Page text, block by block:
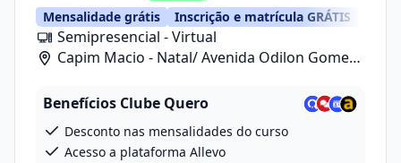
Mensalidade grátis Inscrição e matrícula GRÁTIS
Semipresencial - Virtual
Capim Macio - Natal/ Avenida Odilon Gomes
Benefícios Clube Quero
Desconto nas mensalidades do curso
Acesso a plataforma Allevo